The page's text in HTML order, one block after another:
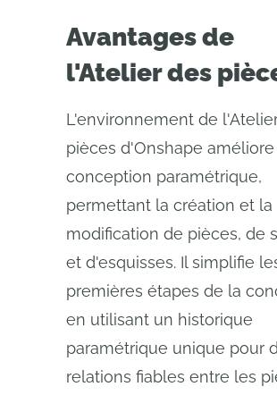
Avantages de
l'Atelier des
L'environnement de
pièces d'Onshape améliore
conception paramétrique,
permettant la création et la
modification de pièces, de
et d'esquisses. Il simplifie
premières étapes de la
en utilisant un historique
paramétrique unique pour
relations fiables entre les